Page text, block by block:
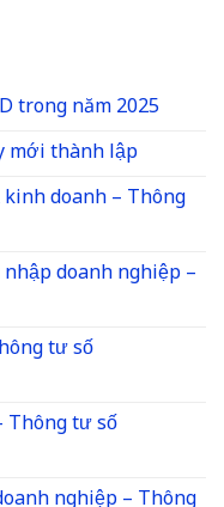
trong năm 2025
mới thành lập
doanh – Thông
doanh nghiệp –
tư số
Thông tư số